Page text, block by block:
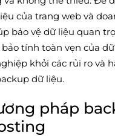
của trang web và
bảo vệ dữ liệu quan
bảo tính toàn vẹn của
khỏi các rủi ro và
dữ liệu.
pháp